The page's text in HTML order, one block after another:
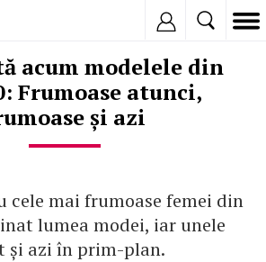
acum modelele din
Frumoase atunci,
și azi
cele mai frumoase femei din
lumea modei, iar unele
și azi în prim-plan.